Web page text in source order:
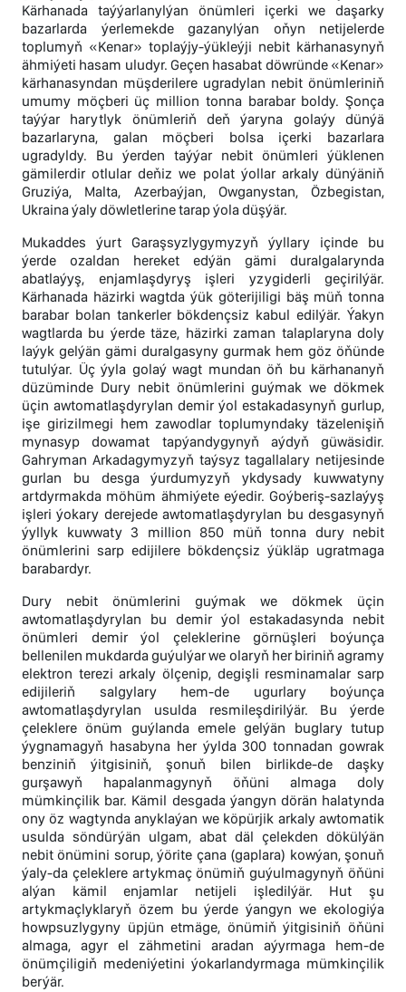
Kärhanada taýýarlanylýan önümleri içerki we daşarky
bazarlarda ýerlemekde gazanylýan oňyn netijelerde
toplumyň «Kenar» toplaýjy-ýükleýji nebit kärhanasynyň
ähmiýeti hasam uludyr. Geçen hasabat döwründe «Kenar»
kärhanasyndan müşderilere ugradylan nebit önümleriniň
umumy möçberi üç million tonna barabar boldy. Şonça
taýýar harytlyk önümleriň deň ýaryna golaýy dünýä
bazarlaryna, galan möçberi bolsa içerki bazarlara
ugradyldy. Bu ýerden taýýar nebit önümleri ýüklenen
gämilerdir otlular deňiz we polat ýollar arkaly dünýäniň
Gruziýa, Malta, Azerbaýjan, Owganystan, Özbegistan,
Ukraina ýaly döwletlerine tarap ýola düşýär.
Mukaddes ýurt Garaşsyzlygymyzyň ýyllary içinde bu
ýerde ozaldan hereket edýän gämi duralgalarynda
abatlaýyş, enjamlaşdyryş işleri yzygiderli geçirilýär.
Kärhanada häzirki wagtda ýük göterijiligi bäş müň tonna
barabar bolan tankerler bökdençsiz kabul edilýär. Ýakyn
wagtlarda bu ýerde täze, häzirki zaman talaplaryna doly
laýyk gelýän gämi duralgasyny gurmak hem göz öňünde
tutulýar. Üç ýyla golaý wagt mundan öň bu kärhananyň
düzüminde Dury nebit önümlerini guýmak we dökmek
üçin awtomatlaşdyrylan demir ýol estakadasynyň gurlup,
işe girizilmegi hem zawodlar toplumyndaky täzelenişiň
mynasyp dowamat tapýandygynyň aýdyň güwäsidir.
Gahryman Arkadagymyzyň taýsyz tagallalary netijesinde
gurlan bu desga ýurdumyzyň ykdysady kuwwatyny
artdyrmakda möhüm ähmiýete eýedir. Goýberiş-sazlaýyş
işleri ýokary derejede awtomatlaşdyrylan bu desgasynyň
ýyllyk kuwwaty 3 million 850 müň tonna dury nebit
önümlerini sarp edijilere bökdençsiz ýükläp ugratmaga
barabardyr.
Dury nebit önümlerini guýmak we dökmek üçin
awtomatlaşdyrylan bu demir ýol estakadasynda nebit
önümleri demir ýol çeleklerine görnüşleri boýunça
bellenilen mukdarda guýulýar we olaryň her biriniň agramy
elektron terezi arkaly ölçenip, degişli resminamalar sarp
edijileriň salgylary hem-de ugurlary boýunça
awtomatlaşdyrylan usulda resmileşdirilýär. Bu ýerde
çeleklere önüm guýlanda emele gelýän buglary tutup
ýygnamagyň hasabyna her ýylda 300 tonnadan gowrak
benziniň ýitgisiniň, şonuň bilen birlikde-de daşky
gurşawyň hapalanmagynyň öňüni almaga doly
mümkinçilik bar. Kämil desgada ýangyn dörän halatynda
ony öz wagtynda anyklaýan we köpürjik arkaly awtomatik
usulda söndürýän ulgam, abat däl çelekden dökülýän
nebit önümini sorup, ýörite çana (gaplara) kowýan, şonuň
ýaly-da çeleklere artykmaç önümiň guýulmagynyň öňüni
alýan kämil enjamlar netijeli işledilýär. Hut şu
artykmaçlyklaryň özem bu ýerde ýangyn we ekologiýa
howpsuzlygyny üpjün etmäge, önümiň ýitgisiniň öňüni
almaga, agyr el zähmetini aradan aýyrmaga hem-de
önümçiligiň medeniýetini ýokarlandyrmaga mümkinçilik
berýär.